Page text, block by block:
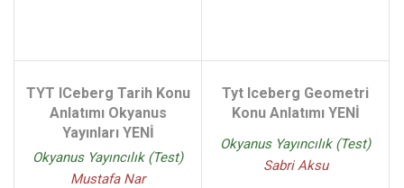
TYT ICeberg Tarih Konu
Anlatımı Okyanus
Yayınları YENİ
Okyanus Yayıncılık (Test)
Mustafa Nar
Tyt Iceberg Geometri
Konu Anlatımı YENİ
Okyanus Yayıncılık (Test)
Sabri Aksu